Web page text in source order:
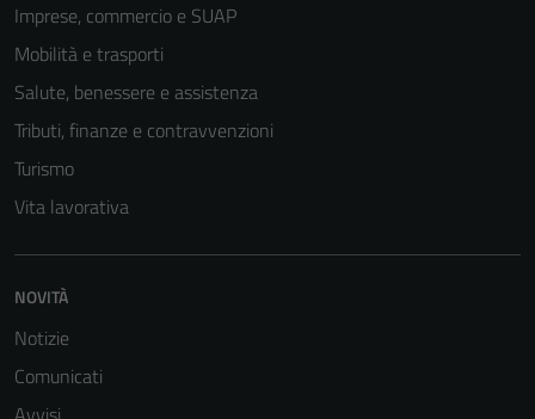
Imprese, commercio e SUAP
Mobilità e trasporti
Salute, benessere e assistenza
Tributi, finanze e contravvenzioni
Turismo
Vita lavorativa
NOVITÀ
Notizie
Comunicati